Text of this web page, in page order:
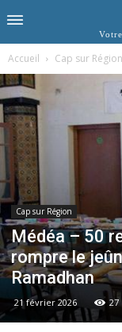
Accueil Cap sur Région
Cap sur Région
Médéa – 50
rompre le
Ramadhan
21 février 2026 27